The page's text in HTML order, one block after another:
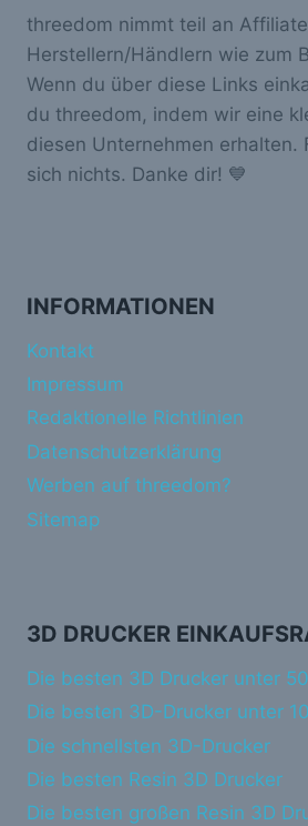
threedom nimmt teil an
Herstellern/Händlern wie zum
Wenn du über diese Links
du threedom, indem wir eine
diesen Unternehmen erhalten.
sich nichts. Danke dir! 💙
INFORMATIONEN
Kontakt
Impressum
Redaktionelle Richtlinien
Datenschutzerklärung
Werben auf threedom?
Sitemap
3D DRUCKER
Die besten 3D Drucker unter
Die besten 3D-Drucker unter
Die schnellsten 3D-Drucker
Die besten Resin 3D Drucker
Die besten großen Resin 3D